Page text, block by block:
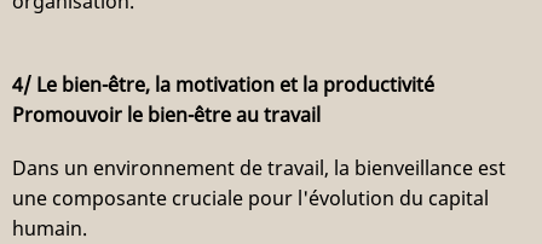
4/ Le bien-être, la motivation et la productivité
Promouvoir le bien-être au travail
Dans un environnement de travail, la bienveillance est
une composante cruciale pour l'évolution du capital
humain.